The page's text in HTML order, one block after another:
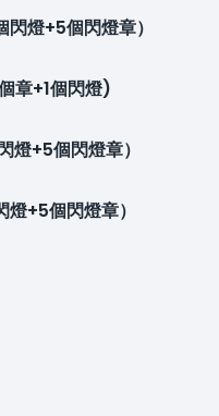
燈+5個閃燈章）
章+1個閃燈)
燈+5個閃燈章）
+5個閃燈章）